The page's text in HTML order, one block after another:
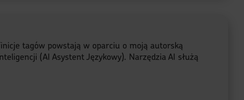
tagów powstają w oparciu o moją autorską
(AI Asystent Językowy). Narzędzia AI służą